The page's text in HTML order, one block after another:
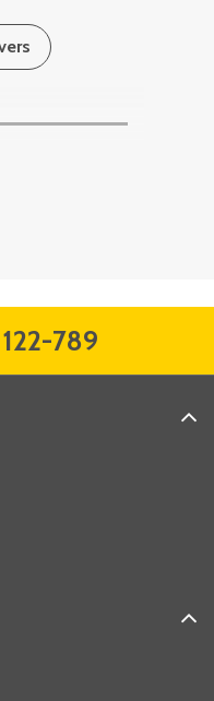
789